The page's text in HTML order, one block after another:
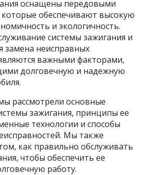
оснащены передовыми
которые обеспечивают высокую
и экологичность.
системы зажигания и
замена неисправных
важными факторами,
долговечную и надежную
рассмотрели основные
зажигания, принципы ее
технологии и способы
Мы также
как правильно обслуживать
чтобы обеспечить ее
работу.